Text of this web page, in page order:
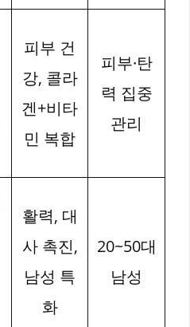
피부 건
강, 콜라
겐+비타
민 복합
피부·탄
력 집중
관리
활력, 대
사 촉진,
남성 특
화
20~50대
남성